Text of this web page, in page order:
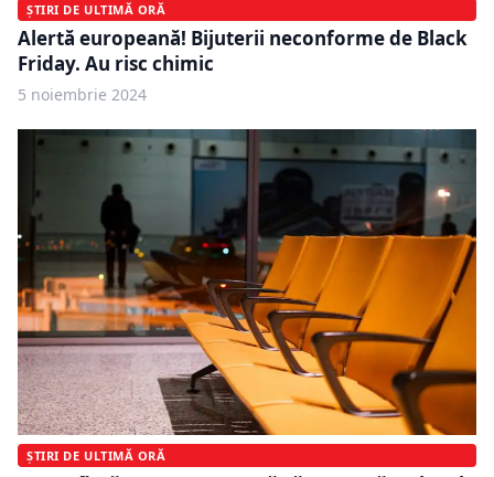
ȘTIRI DE ULTIMĂ ORĂ
Alertă europeană! Bijuterii neconforme de Black
Friday. Au risc chimic
5 noiembrie 2024
ȘTIRI DE ULTIMĂ ORĂ